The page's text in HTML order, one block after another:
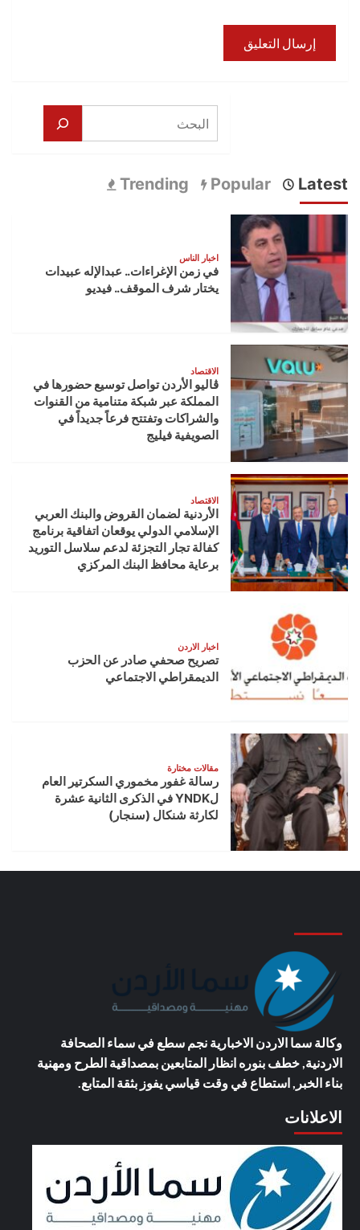
البحث
Latest
Popular
Trending
اخبار الناس
في زمن الإغراءات.. عبدالإله عبيدات
يختار شرف الموقف.. فيديو
الاقتصاد
ڤاليو الأردن تواصل توسيع حضورها في
المملكة عبر شبكة متنامية من القنوات
والشراكات وتفتتح فرعاً جديداً في
الصويفية فيليج
الاقتصاد
الأردنية لضمان القروض والبنك العربي
الإسلامي الدولي يوقعان اتفاقية برنامج
كفالة تجار التجزئة لدعم سلاسل التوريد
برعاية محافظ البنك المركزي
اخبار الاردن
تصريح صحفي صادر عن الحزب
الديمقراطي الاجتماعي
مقالات مختارة
رسالة غفور مخموري السكرتير العام
لYNDK في الذكرى الثانية عشرة
لكارثة شنكال (سنجار)
وكالة سما الاردن الاخباريةنجم سطع في سماء الصحافة
الاردنية, خطف بنوره انظار المتابعين بمصداقية الطرح ومهنية
بناء الخبر, استطاع في وقت قياسي يفوز بثقة المتابع.
الاعلانات